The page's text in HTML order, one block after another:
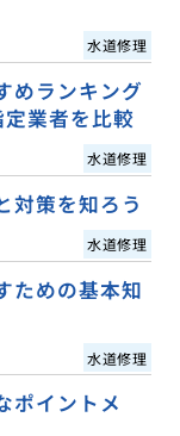
水道修理
めランキング
業者を比較
水道修理
対策を知ろう
水道修理
ための基本知
水道修理
ポイントメ